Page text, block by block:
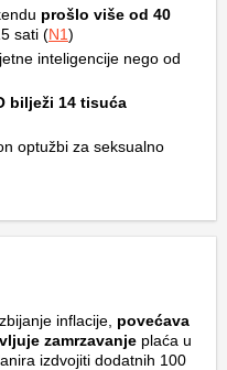
prošlo više od 40
sati (N1)
inteligencije nego od
bilježi 14 tisuća
optužbi za seksualno
inflacije, povećava
zamrzavanje plaća u
izdvojiti dodatnih 100